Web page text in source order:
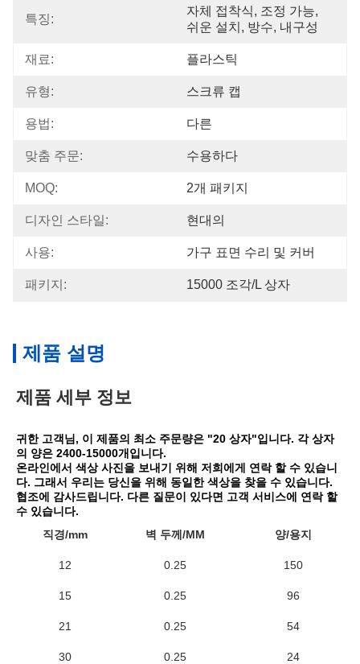
특징:
자체 접착식, 조정 가능,
쉬운 설치, 방수, 내구성
재료: 플라스틱
유형: 스크류 캡
용법: 다른
맞춤 주문: 수용하다
MOQ: 2개 패키지
디자인 스타일: 현대의
사용: 가구 표면 수리 및 커버
패키지: 15000 조각/l 상자
제품 설명
제품 세부 정보
귀한 고객님, 이 제품의 최소 주문량은 "20 상자"입니다. 각 상자
의 양은 2400-15000개입니다.
온라인에서 색상 사진을 보내기 위해 저희에게 연락 할 수 있습니
다. 그래서 우리는 당신을 위해 동일한 색상을 찾을 수 있습니다.
협조에 감사드립니다. 다른 질문이 있다면 고객 서비스에 연락 할
수 있습니다.
직경/mm
벽 두께/MM 양/용지
12 0.25 150
15 0.25 96
21 0.25 54
30 0.25 24